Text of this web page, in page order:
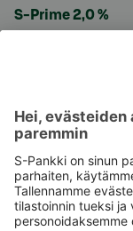
S-Prime 2,0 %
Käyttöehdot